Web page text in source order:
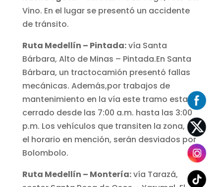
Vino. En el lugar se presentó un accidente
de tránsito.
Ruta Medellín – Pintada:vía Santa
Bárbara, Alto de Minas – Pintada.En Santa
Bárbara, un tractocamión presentó fallas
mecánicas. Además,por trabajos de
mantenimiento en la vía este tramo estará
cerrado desde las 7:00 a.m. hasta las 3:00
p.m. Los vehículos que transiten la zona, en
el horario en mención, serán desviados por
Bolombolo.
Ruta Medellín – Montería:vía Tarazá,